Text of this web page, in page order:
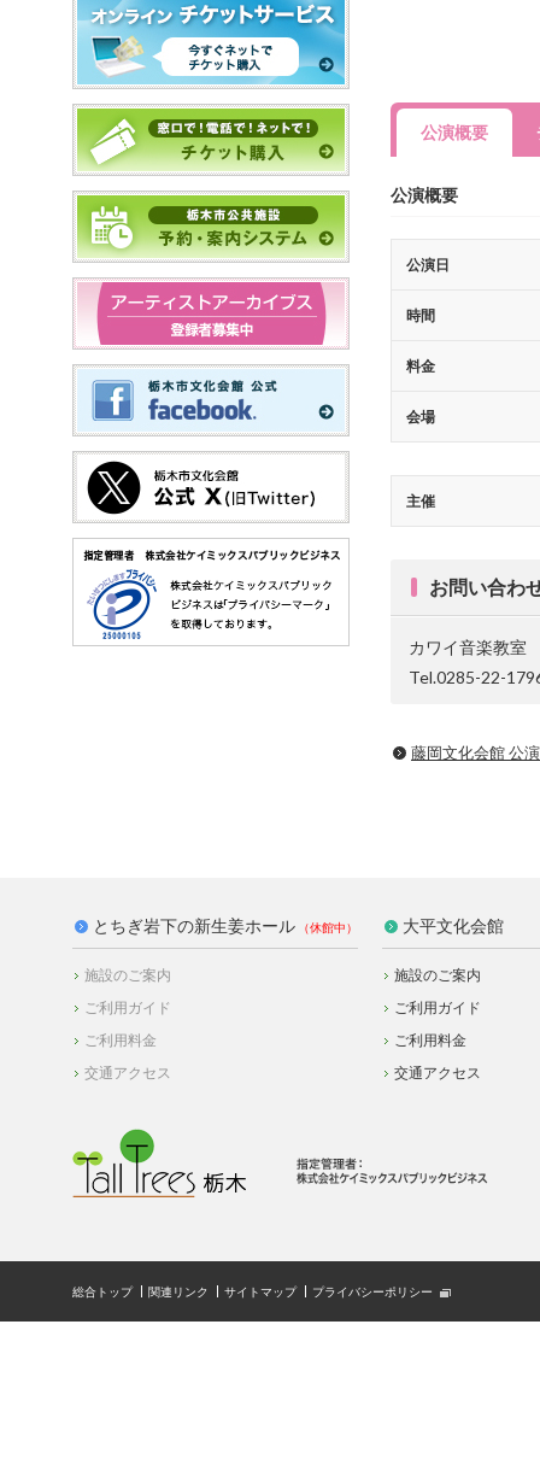
公演概要
公演概要
公演日
時間
料金
会場
主催
お問い合わ
カワイ音楽教室
Tel.0285-22-
藤岡文化会館 公
とちぎ岩下の新生姜ホール
施設のご案内
ご利用ガイド
ご利用料金
交通アクセス
大平文化会館
施設のご案内
ご利用ガイド
ご利用料金
交通アクセス
総合トップ 関連リンク サイトマップ プライバシーポリシー